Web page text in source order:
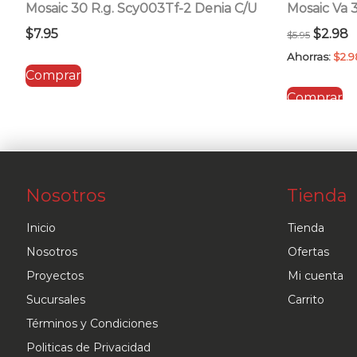
Mosaic 30 R.g. Scy003Tf-2 Denia C/U
$7.95
Comprar
Mosaic Va
$5.95 El
precio
era:
$2.98El
Ahorras: $
Comprar
Nosotros
Inicio
Nosotros
Proyectos
Sucursales
Términos y Condiciones
Politicas de Privacidad
Tienda
Tienda
Ofertas
Mi cuenta
Carrito